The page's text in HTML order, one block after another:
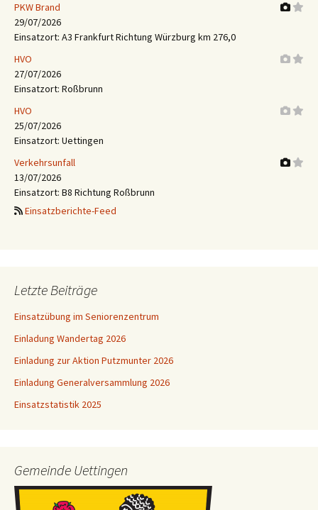
PKW Brand
29/07/2026
Einsatzort: A3 Frankfurt Richtung Würzburg km 276,0
HVO
27/07/2026
Einsatzort: Roßbrunn
HVO
25/07/2026
Einsatzort: Uettingen
Verkehrsunfall
13/07/2026
Einsatzort: B8 Richtung Roßbrunn
Einsatzberichte-Feed
Letzte Beiträge
Einsatzübung im Seniorenzentrum
Einladung Wandertag 2026
Einladung zur Aktion Putzmunter 2026
Einladung Generalversammlung 2026
Einsatzstatistik 2025
Gemeinde Uettingen